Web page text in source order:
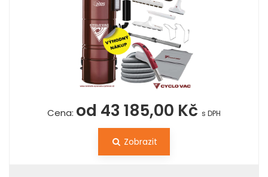
Cena: od 43 185,00 Kč s DPH
Zobrazit